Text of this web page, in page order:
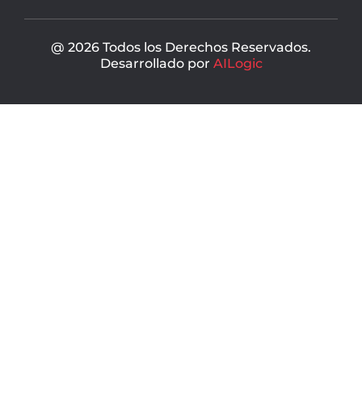
@ 2026 Todos los Derechos Reservados.
Desarrollado por AILogic